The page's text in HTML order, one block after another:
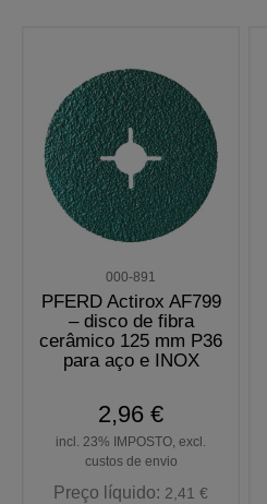
000-891
PFERD Actirox AF799
– disco de fibra
cerâmico 125 mm P36
para aço e INOX
2,96 €
incl. 23% IMPOSTO, excl.
custos de envio
Preço líquido: 2,41 €